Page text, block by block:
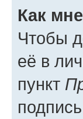
Как
Чтобы
её в
пункт